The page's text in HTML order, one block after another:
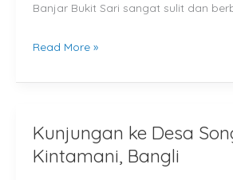
Banjar Bukit Sari sangat sulit dan
Read More »
Kunjungan ke Desa
Kintamani, Bangli
Kunjungan
ke